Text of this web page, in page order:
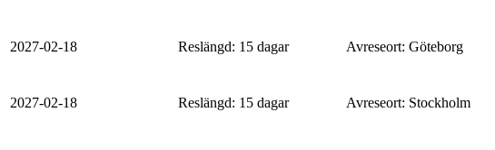
2027-02-18 Reslängd: 15 dagar Avreseort: Göteborg
2027-02-18 Reslängd: 15 dagar Avreseort: Stockholm